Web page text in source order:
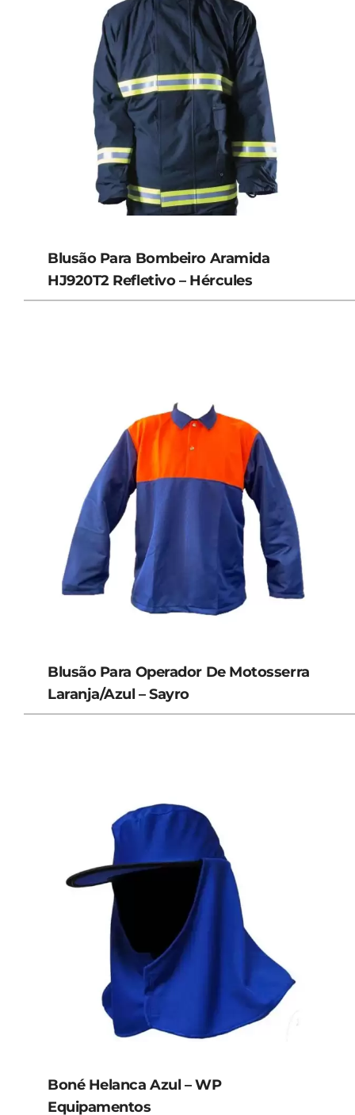
Blusão Para Bombeiro Aramida
HJ920T2 Refletivo – Hércules
Blusão Para Operador De Motosserra
Laranja/Azul – Sayro
Boné Helanca Azul – WP
Equipamentos